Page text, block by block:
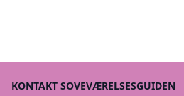
KONTAKT SOVEVÆRELSESGUIDEN